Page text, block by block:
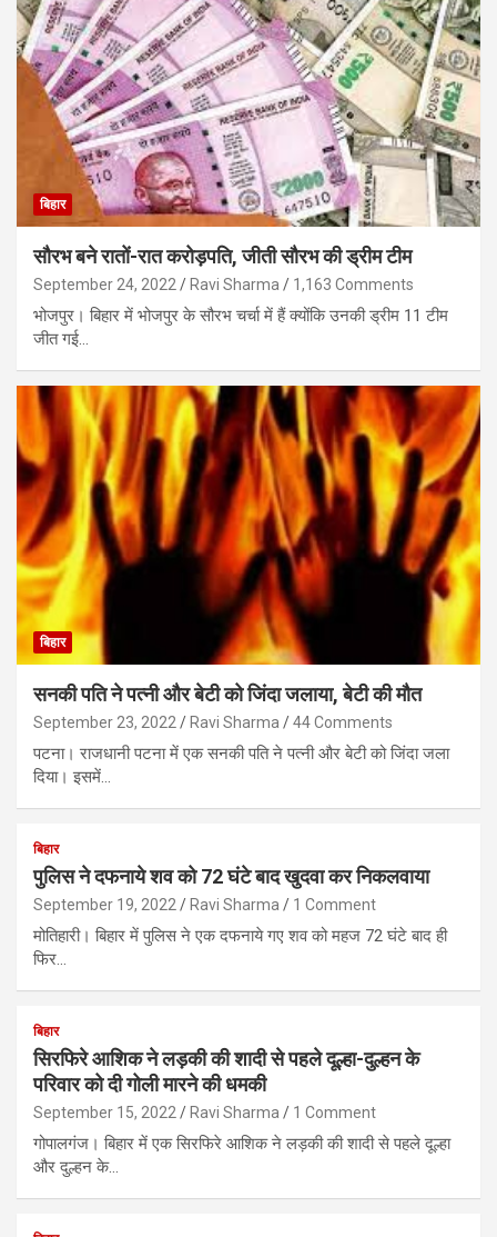
बिहार
सौरभ बने रातों-रात करोड़पति, जीती सौरभ की ड्रीम टीम
September 24, 2022 Ravi Sharma 1,163 Comments
भोजपुर। बिहार में भोजपुर के सौरभ चर्चा में हैं क्योंकि उनकी ड्रीम 11 टीम
जीत गई…
बिहार
सनकी पति ने पत्‍नी और बेटी को जिंदा जलाया, बेटी की मौत
September 23, 2022 Ravi Sharma 44 Comments
पटना। राजधानी पटना में एक सनकी पति ने पत्‍नी और बेटी को जिंदा जला
दिया। इसमें…
बिहार
पुलिस ने दफनाये शव को 72 घंटे बाद खुदवा कर निकलवाया
September 19, 2022 Ravi Sharma 1 Comment
मोतिहारी। बिहार में पुलिस ने एक दफनाये गए शव को महज 72 घंटे बाद ही
फिर…
बिहार
सिरफिरे आशिक ने लड़की की शादी से पहले दूल्हा-दुल्हन के
परिवार को दी गोली मारने की धमकी
September 15, 2022 Ravi Sharma 1 Comment
गोपालगंज। बिहार में एक सिरफिरे आशिक ने लड़की की शादी से पहले दूल्हा
और दुल्हन के…